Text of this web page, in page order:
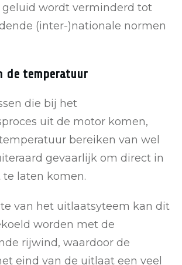
wordt verminderd tot
(inter-)nationale normen
de temperatuur
die bij het
uit de motor komen,
bereiken van wel
gevaarlijk om direct in
laten komen.
van het uitlaatsyteem kan dit
worden met de
rijwind, waardoor de
eind van de uitlaat een veel